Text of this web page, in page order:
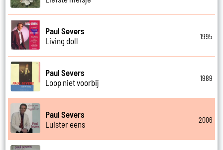
Paul Severs
Living doll
1995
Paul Severs
Loop niet voorbij
1989
Paul Severs
Luister eens
2006